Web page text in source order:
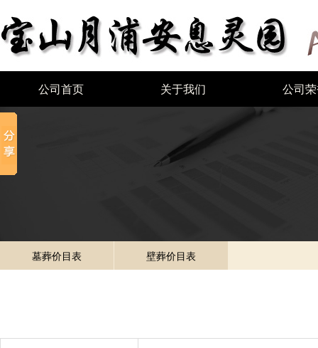
公司首页 关于我们 公司
墓葬价目表 壁葬价目表